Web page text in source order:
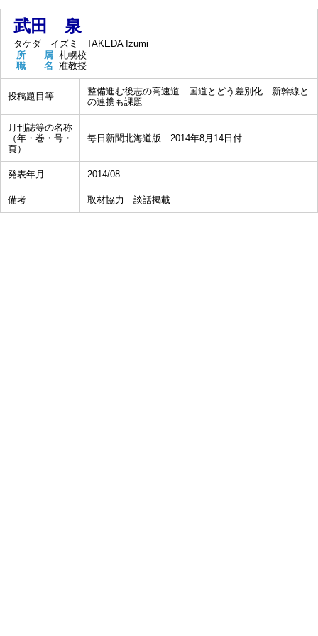
武田 泉
タケダ イズミ
TAKEDA Izumi
所 属 札幌校
職 名 准教授
投稿題目等
整備進む後志の高速道 国道とどう差別化 新幹線と
の連携も課題
月刊誌等の名称
（年・巻・号・
頁）
毎日新聞北海道版 2014年8月14日付
発表年月 2014/08
備考 取材協力 談話掲載